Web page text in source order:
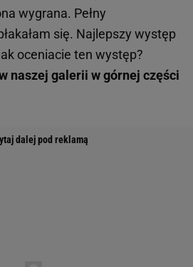
wygrana. Pełny
się. Najlepszy występ
oceniacie ten występ?
naszej galerii w górnej części